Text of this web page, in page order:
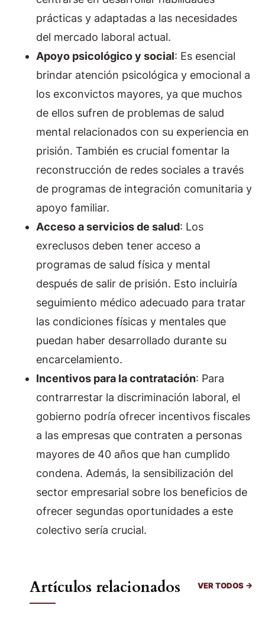
prácticas y adaptadas a las necesidades
del mercado laboral actual.
Apoyo psicológico y social: Es esencial
brindar atención psicológica y emocional a
los exconvictos mayores, ya que muchos
de ellos sufren de problemas de salud
mental relacionados con su experiencia en
prisión. También es crucial fomentar la
reconstrucción de redes sociales a través
de programas de integración comunitaria y
apoyo familiar.
Acceso a servicios de salud: Los
exreclusos deben tener acceso a
programas de salud física y mental
después de salir de prisión. Esto incluiría
seguimiento médico adecuado para tratar
las condiciones físicas y mentales que
puedan haber desarrollado durante su
encarcelamiento.
Incentivos para la contratación: Para
contrarrestar la discriminación laboral, el
gobierno podría ofrecer incentivos fiscales
a las empresas que contraten a personas
mayores de 40 años que han cumplido
condena. Además, la sensibilización del
sector empresarial sobre los beneficios de
ofrecer segundas oportunidades a este
colectivo sería crucial.
Artículos relacionados VER TODOS →